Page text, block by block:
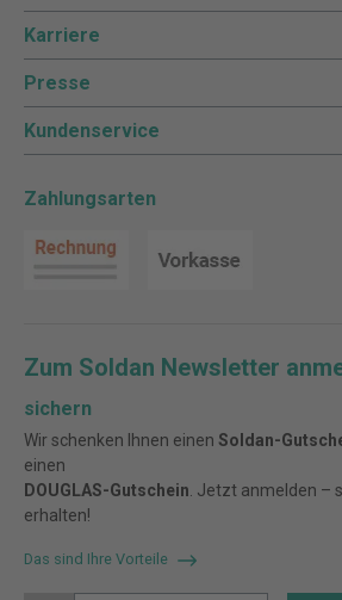
Karriere
Presse
Kundenservice
Zahlungsarten
Zum Soldan Newsletter
sichern
Wir schenken Ihnen einen Soldan-
einen
DOUGLAS-Gutschein . Jetzt anmelden –
erhalten!
Das sind Ihre Vorteile